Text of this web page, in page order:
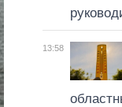
13:58